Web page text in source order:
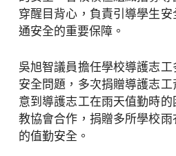
穿醒目背心，負責引導學生
通安全的重要保障。
吳旭智議員擔任學校導護志
安全問題，多次捐贈導護志
意到導護志工在雨天值勤時
教協會合作，捐贈多所學校
的值勤安全。